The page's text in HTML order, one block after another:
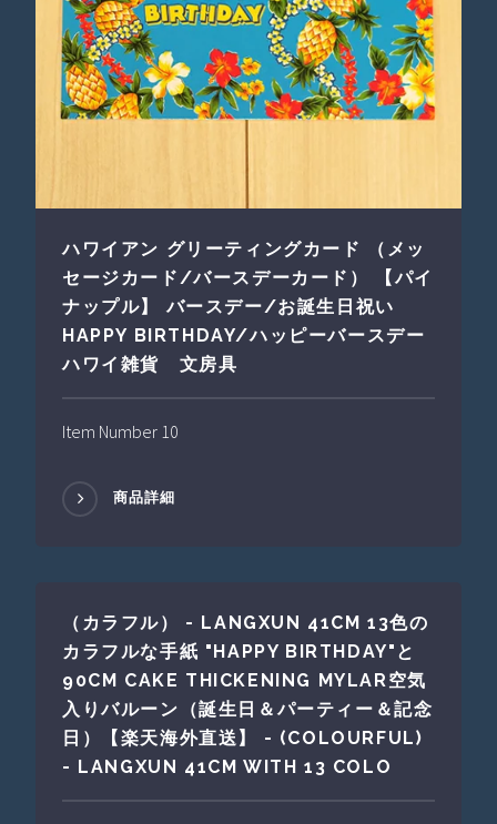
ハワイアン グリーティングカード （メッ
セージカード/バースデーカード） 【パイ
ナップル】 バースデー/お誕生日祝い
HAPPY BIRTHDAY/ハッピーバースデー
ハワイ雑貨 文房具
Item Number 10
商品詳細
（カラフル） - LANGXUN 41CM 13色の
カラフルな手紙 "HAPPY BIRTHDAY"と
90CM CAKE THICKENING MYLAR空気
入りバルーン（誕生日＆パーティー＆記念
日）【楽天海外直送】 - (COLOURFUL)
- LANGXUN 41CM WITH 13 COLO